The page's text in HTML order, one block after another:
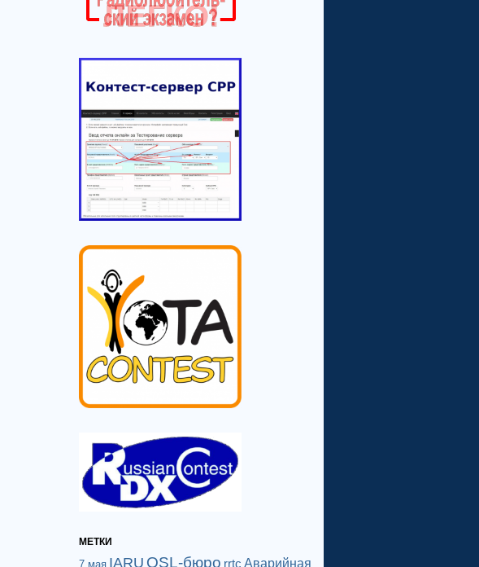
МЕТКИ
7 мая IARU QSL-бюро rrtc Аварийная